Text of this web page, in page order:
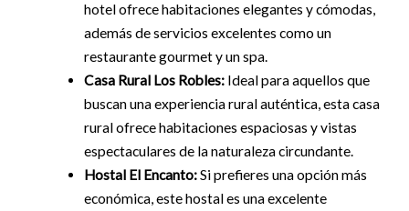
hotel ofrece habitaciones elegantes y cómodas,
además de servicios excelentes como un
restaurante gourmet y un spa.
Casa Rural Los Robles:Ideal para aquellos que
buscan una experiencia rural auténtica, esta casa
rural ofrece habitaciones espaciosas y vistas
espectaculares de la naturaleza circundante.
Hostal El Encanto:Si prefieres una opción más
económica, este hostal es una excelente